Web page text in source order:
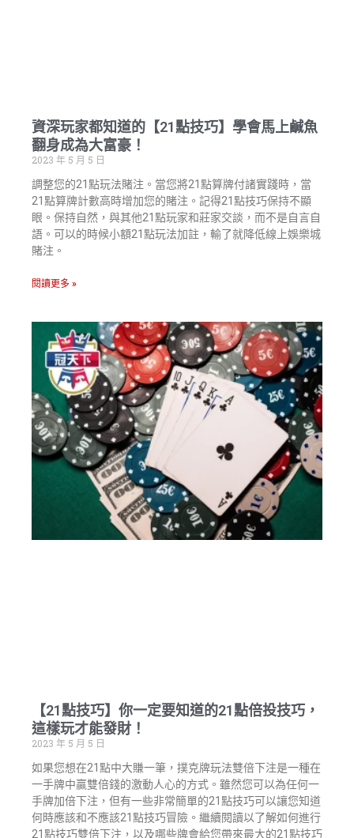
資深玩家都知道的【21點技巧】學會馬上鹹魚
翻身成為大富豪！
2023 年 5 月 5 日
調整您的21點玩法賭注。當您將21點算牌付諸實踐時，當
21點算牌計數高時增加您的賭注。記得21點技巧保持不顯
眼。保持自然，與其他21點玩家和莊家交談，而不是自言自
語。可以的時候小額21點玩法加註，輸了就降低線上娛樂城
賭注。
閱讀更多 »
【21點技巧】你一定要知道的21點倍投技巧，
這樣玩才能發財！
2023 年 5 月 5 日
如果您想在21點中大賺一筆，撲克牌玩法雙倍下注是一種在
一手牌中贏雙倍錢的激動人心的方式。雖然您可以為任何一
手牌加倍下注，但有一些非常簡單的21點技巧可以讓您知道
何時應該和不應該21點技巧冒險。繼續閱讀以了解如何進行
21點技巧雙倍下注，以及哪些牌會給您帶來最大的21點技巧